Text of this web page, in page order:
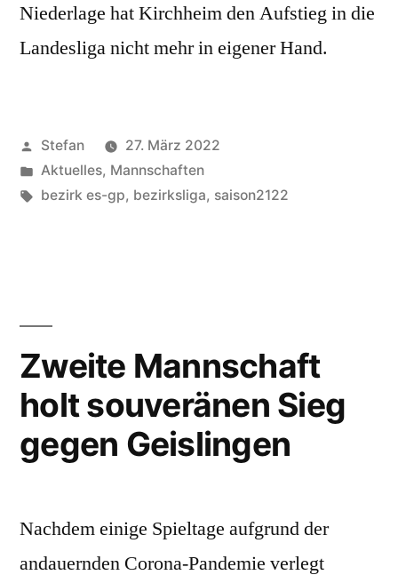
Niederlage hat Kirchheim den Aufstieg in die
Landesliga nicht mehr in eigener Hand.
Veröffentlicht
von
Stefan
27. März 2022
Veröffentlicht
unter
Aktuelles, Mannschaften
Schlagwörter:
bezirk es-gp, bezirksliga, saison2122
Zweite Mannschaft
holt souveränen Sieg
gegen Geislingen
Nachdem einige Spieltage aufgrund der
andauernden Corona-Pandemie verlegt